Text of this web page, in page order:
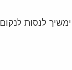
לנסות